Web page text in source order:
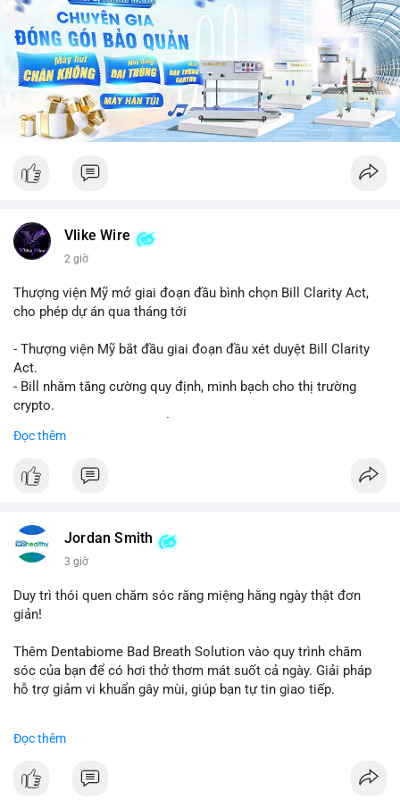
Vlike Wire
2 giờ
Thượng viện Mỹ mở giai đoạn đầu bình chọn Bill Clarity Act,
cho phép dự án qua tháng tới
- Thượng viện Mỹ bắt đầu giai đoạn đầu xét duyệt Bill Clarity
Act.
- Bill nhằm tăng cường quy định, minh bạch cho thị trường
crypto.
- Bill có thể ảnh hưởng pháp lý, hoạt động của các đồng tiền kỹ
$btc $eth
#vlikevn #titanbot
Đọc thêm
Jordan Smith
3 giờ
Duy trì thói quen chăm sóc răng miệng hằng ngày thật đơn
giản!
Thêm Dentabiome Bad Breath Solution vào quy trình chăm
sóc của bạn để có hơi thở thơm mát suốt cả ngày. Giải pháp
hỗ trợ giảm vi khuẩn gây mùi, giúp bạn tự tin giao tiếp.
lớn cho nụ cười khỏe mạnh.
#dentabiome #badbreathsolution
Đọc thêm